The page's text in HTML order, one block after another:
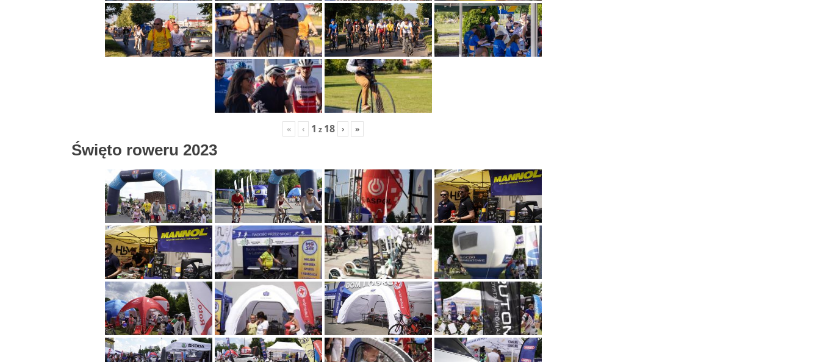
« ‹ 1 z 18 › »
Święto roweru 2023